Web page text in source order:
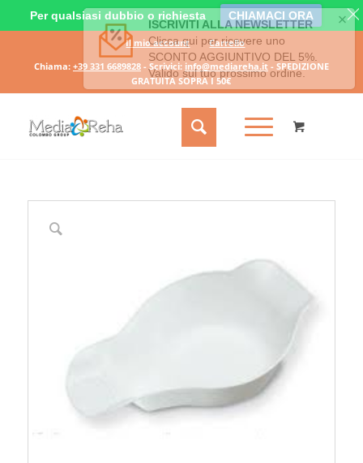
Il mio account
Carrello
Chiama: +39 331 6689828- Scrivici: info@mediareha.it- SPEDIZIONE
GRATUITA SOPRA I 50€
Per qualsiasi dubbio o richiesta CHIAMACI ORA